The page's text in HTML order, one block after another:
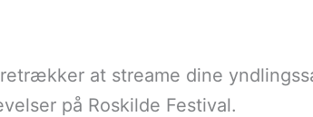
at streame dine
på Roskilde Festival.